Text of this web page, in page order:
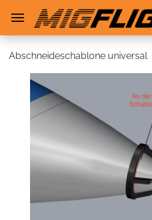
Abschneideschablone universal